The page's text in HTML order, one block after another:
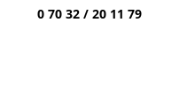
0 70 32 / 20 11 79